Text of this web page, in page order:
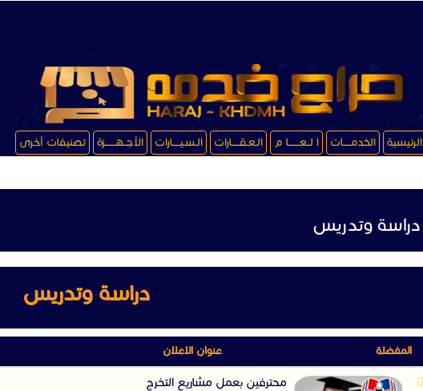
الرئيسية الخدمـــــات ا لــعـــــــا م الـعـقـــــارات الـسـيـــــارات الأجــهـــــــزة تصنيفات أخرى
دراسة وتدريس
دراسة وتدريس
المفضلة عنوان الاعلان
محترفين بعمل مشاريع التخرج